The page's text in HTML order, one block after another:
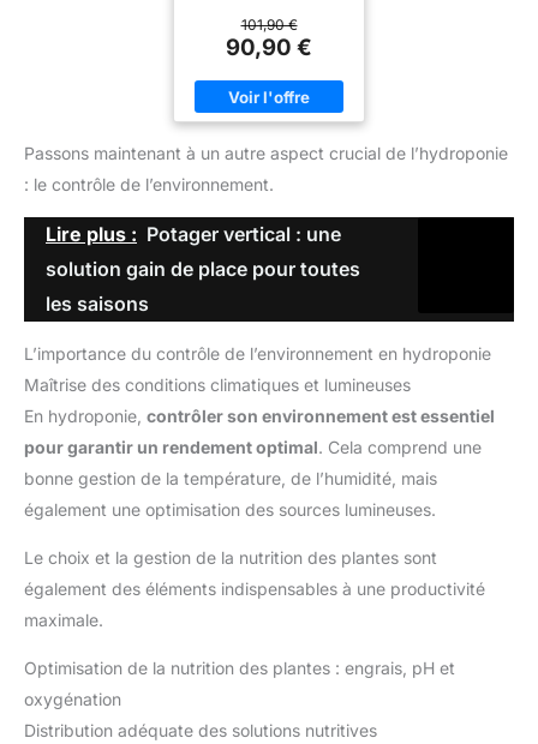
101,90 €
90,90 €
Passons maintenant à un autre aspect crucial de l’hydroponie
: le contrôle de l’environnement.
Lire plus : Potager vertical : une
solution gain de place pour toutes
les saisons
L’importance du contrôle de l’environnement en hydroponie
Maîtrise des conditions climatiques et lumineuses
En hydroponie, contrôler son environnement est essentiel
pour garantir un rendement optimal. Cela comprend une
bonne gestion de la température, de l’humidité, mais
également une optimisation des sources lumineuses.
Le choix et la gestion de la nutrition des plantes sont
également des éléments indispensables à une productivité
maximale.
Optimisation de la nutrition des plantes : engrais, pH et
oxygénation
Distribution adéquate des solutions nutritives